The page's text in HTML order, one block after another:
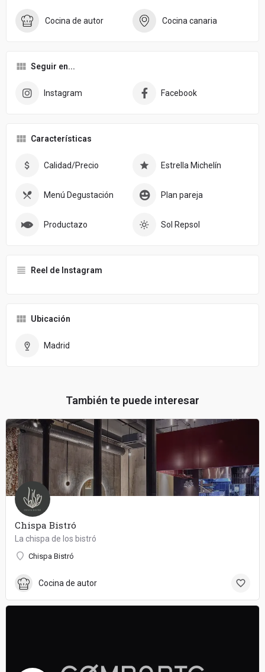
Cocina de autor Cocina canaria
Seguir en...
Instagram Facebook
Características
Calidad/Precio Estrella Michelín
Menú Degustación Plan pareja
Productazo Sol Repsol
Reel de Instagram
Ubicación
Madrid
También te puede interesar
Chispa Bistró
La chispa de los bistró
Chispa Bistró
Cocina de autor